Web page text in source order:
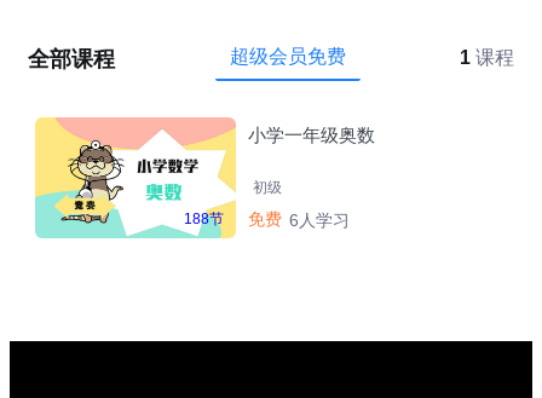
全部课程 超级会员免费 1 课程
188节
小学一年级奥数
初级
免费 6人学习